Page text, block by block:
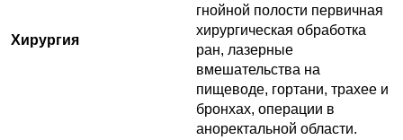
Хирургия
гнойной полости первичная
хирургическая обработка
ран, лазерные
вмешательства на
пищеводе, гортани, трахее и
бронхах, операции в
аноректальной области.